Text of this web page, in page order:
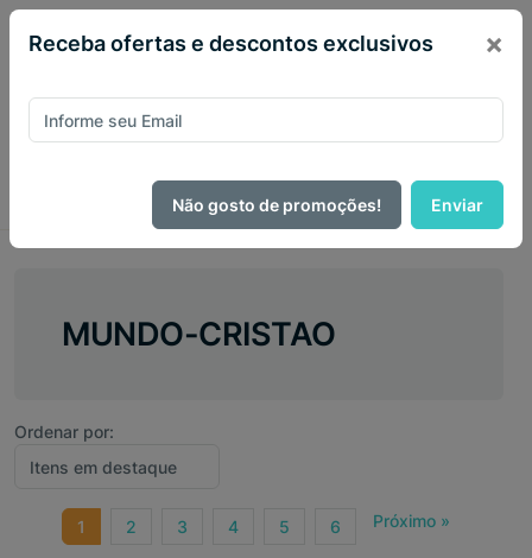
MUNDO-CRISTAO
Ordenar por:
1 2 3 4 5 6 Próximo »
Receba ofertas e descontos exclusivos ×
Não gosto de promoções! Enviar